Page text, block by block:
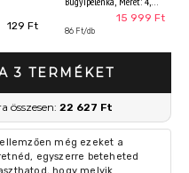
129 Ft
186 db Pelenka, 9kg-15kg
15 999 Ft
86 Ft/db
3 TERMÉKET
összesen: 22 627 Ft
még ezeket a
egyszerre beteheted